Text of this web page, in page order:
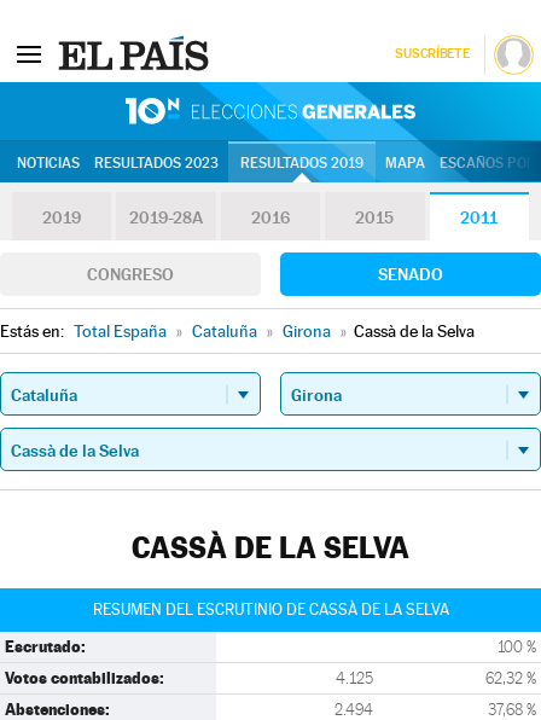
SUSCRÍBETE
NOTICIAS RESULTADOS 2023 RESULTADOS 2019 MAPA ESCAÑOS
2019 2019-28A 2016 2015 2011
CONGRESO SENADO
Estás en: Total España » Cataluña » Girona » Cassà de la Selva
CASSÀ DE LA SELVA
RESUMEN DEL ESCRUTINIO DE CASSÀ DE LA SELVA
Escrutado: 100 %
Votos contabilizados: 4.125 62,32 %
Abstenciones: 2.494 37,68 %